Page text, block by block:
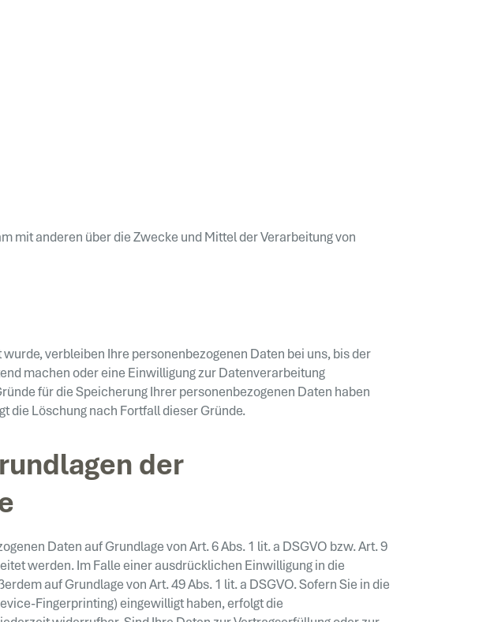
mit anderen über die Zwecke und Mittel der Verarbeitung von
verbleiben Ihre personenbezogenen Daten bei uns, bis der
machen oder eine Einwilligung zur Datenverarbeitung
für die Speicherung Ihrer personenbezogenen Daten haben
die Löschung nach Fortfall dieser Gründe.
der
Daten auf Grundlage von Art. 6 Abs. 1 lit. a DSGVO bzw. Art. 9
werden. Im Falle einer ausdrücklichen Einwilligung in die
auf Grundlage von Art. 49 Abs. 1 lit. a DSGVO. Sofern Sie in die
Fingerprinting) eingewilligt haben, erfolgt die